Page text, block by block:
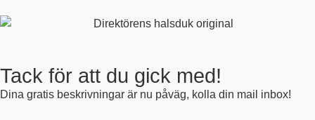
Tack för att du gick med!
Dina gratis beskrivningar är nu påväg, kolla din mail inbox!